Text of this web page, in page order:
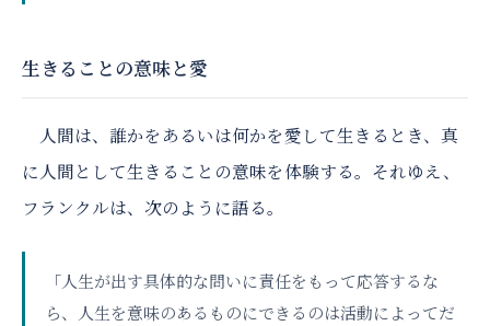
生きることの意味と愛
人間は、誰かをあるいは何かを愛して生きるとき、真
に人間として生きることの意味を体験する。それゆえ、
フランクルは、次のように語る。
「人生が出す具体的な問いに責任をもって応答するな
ら、人生を意味のあるものにできるのは活動によってだ